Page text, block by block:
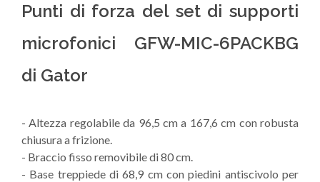
Punti di forza del set di supporti
microfonici GFW-MIC-6PACKBG
di Gator
- Altezza regolabile da 96,5 cm a 167,6 cm con robusta
chiusura a frizione.
- Braccio fisso removibile di 80 cm.
- Base treppiede di 68,9 cm con piedini antiscivolo per